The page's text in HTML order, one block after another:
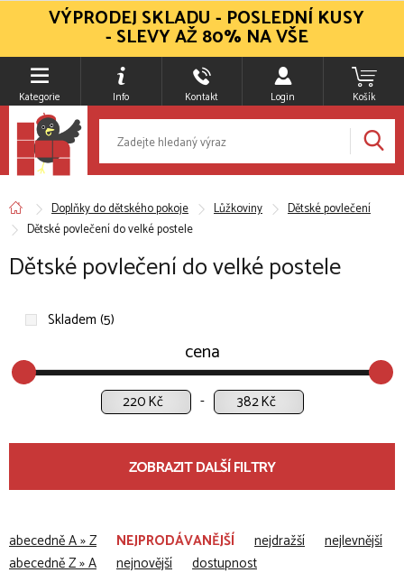
Kategorie Info Kontakt Login Košík
Doplňky do dětského pokoje Lůžkoviny
Dětské povlečení
Dětské povlečení do velké postele
Dětské povlečení do velké postele
Skladem (5)
cena
Kč Kč
ZOBRAZIT DALŠÍ FILTRY
abecedně A » Z NEJPRODÁVANĚJŠÍ nejdražší
nejlevnější
abecedně Z » A
nejnovější dostupnost
VÝPRODEJ SKLADU - POSLEDNÍ KUSY
- SLEVY AŽ 80% NA VŠE